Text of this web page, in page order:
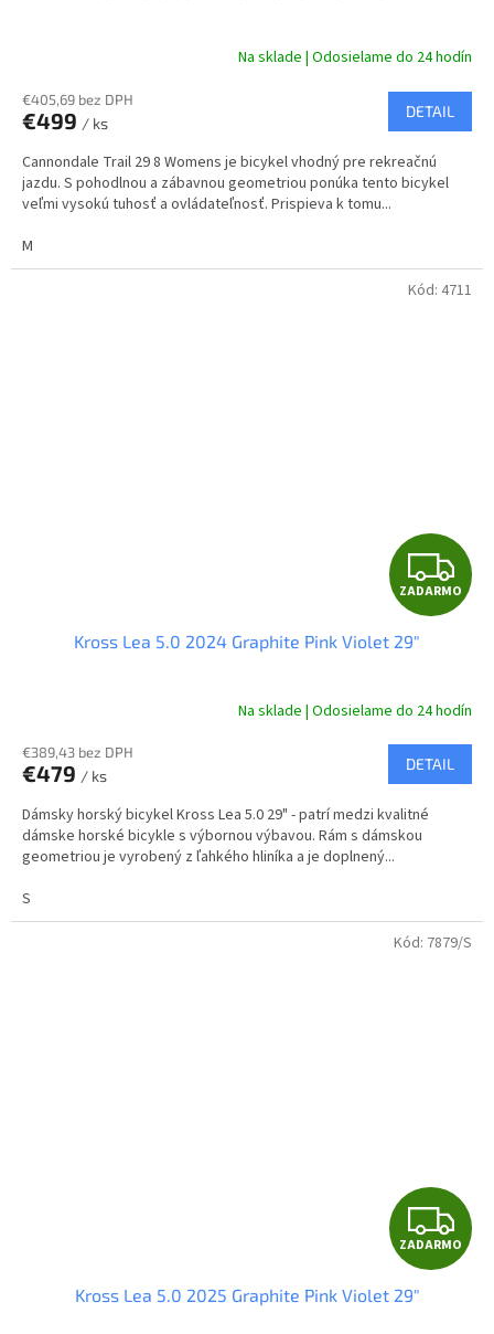
A
R
M
Na sklade | Odosielame do 24 hodín
€405,69 bez DPH
€499 / ks
DETAIL
Cannondale Trail 29 8 Womens je bicykel vhodný pre rekreačnú
jazdu. S pohodlnou a zábavnou geometriou ponúka tento bicykel
veľmi vysokú tuhosť a ovládateľnosť. Prispieva k tomu...
M
Z
A
A
R
M
ZADARMO
Kross Lea 5.0 2024 Graphite Pink Violet 29"
Na sklade | Odosielame do 24 hodín
€389,43 bez DPH
€479 / ks
DETAIL
Dámsky horský bicykel Kross Lea 5.0 29" - patrí medzi kvalitné
dámske horské bicykle s výbornou výbavou. Rám s dámskou
geometriou je vyrobený z ľahkého hliníka a je doplnený...
S
Kód: 4711
Z
A
ZADARMO
Kross Lea 5.0 2025 Graphite Pink Violet 29"
Kód: 7879/S